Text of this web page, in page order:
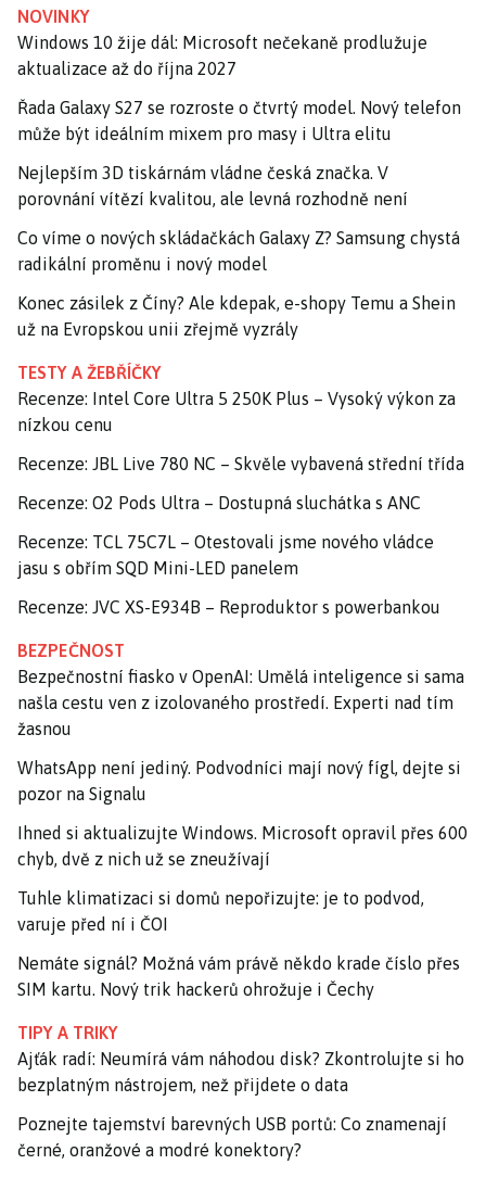
NOVINKY
Windows 10 žije dál: Microsoft nečekaně prodlužuje
aktualizace až do října 2027
Řada Galaxy S27 se rozroste o čtvrtý model. Nový telefon
může být ideálním mixem pro masy i Ultra elitu
Nejlepším 3D tiskárnám vládne česká značka. V
porovnání vítězí kvalitou, ale levná rozhodně není
Co víme o nových skládačkách Galaxy Z? Samsung chystá
radikální proměnu i nový model
Konec zásilek z Číny? Ale kdepak, e-shopy Temu a Shein
už na Evropskou unii zřejmě vyzrály
TESTY A ŽEBŘÍČKY
Recenze: Intel Core Ultra 5 250K Plus – Vysoký výkon za
nízkou cenu
Recenze: JBL Live 780 NC – Skvěle vybavená střední třída
Recenze: O2 Pods Ultra – Dostupná sluchátka s ANC
Recenze: TCL 75C7L – Otestovali jsme nového vládce
jasu s obřím SQD Mini-LED panelem
Recenze: JVC XS-E934B – Reproduktor s powerbankou
BEZPEČNOST
Bezpečnostní fiasko v OpenAI: Umělá inteligence si sama
našla cestu ven z izolovaného prostředí. Experti nad tím
žasnou
WhatsApp není jediný. Podvodníci mají nový fígl, dejte si
pozor na Signalu
Ihned si aktualizujte Windows. Microsoft opravil přes 600
chyb, dvě z nich už se zneužívají
Tuhle klimatizaci si domů nepořizujte: je to podvod,
varuje před ní i ČOI
Nemáte signál? Možná vám právě někdo krade číslo přes
SIM kartu. Nový trik hackerů ohrožuje i Čechy
TIPY A TRIKY
Ajťák radí: Neumírá vám náhodou disk? Zkontrolujte si ho
bezplatným nástrojem, než přijdete o data
Poznejte tajemství barevných USB portů: Co znamenají
černé, oranžové a modré konektory?